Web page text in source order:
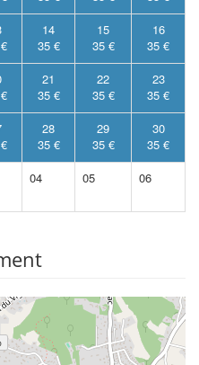
14
35 €
15
35 €
16
35 €
21
35 €
22
35 €
23
35 €
28
35 €
29
35 €
30
35 €
04 05 06